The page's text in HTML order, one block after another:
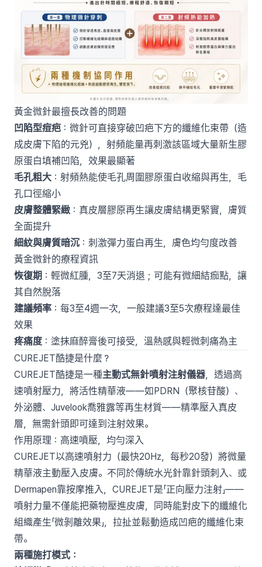
黃金微針最擅長改善的問題
凹陷型痘疤 ：微針可直接穿破凹疤下方的纖維化束帶（造
成皮膚下陷的元兇），射頻能量再刺激該區域大量新生膠
原蛋白填補凹陷，效果最顯著
毛孔粗大 ：射頻熱能使毛孔周圍膠原蛋白收縮與再生，毛
孔口徑縮小
皮膚整體緊緻 ：真皮層膠原再生讓皮膚結構更緊實，膚質
全面提升
細紋與膚質暗沉 ：刺激彈力蛋白再生，膚色均勻度改善
黃金微針的療程資訊
恢復期 ：輕微紅腫，3至7天消退；可能有微細結痂點，讓
其自然脫落
建議頻率 ：每3至4週一次，一般建議3至5次療程達最佳
效果
疼痛度 ：塗抹麻醉膏後可接受，溫熱感與輕微刺痛為主
CUREJET酷捷是什麼？
CUREJET酷捷是一種主動式無針噴射注射儀器，透過高
速噴射壓力，將活性精華液——如PDRN（聚核苷酸）、
外泌體、Juvelook喬雅露等再生材質——精準壓入真皮
層，無需針頭即可達到注射效果。
作用原理：高速噴壓，均勻深入
CUREJET以高速噴射力（最快20Hz，每秒20發）將微量
精華液主動壓入皮膚。不同於傳統水光針靠針頭刺入、或
Dermapen靠按摩推入，CUREJET是「正向壓力注射」——
噴射力量不僅能把藥物壓進皮膚，同時能對皮下的纖維化
組織產生「微剝離效果」，拉扯並鬆動造成凹疤的纖維化束
帶。
兩種施打模式：